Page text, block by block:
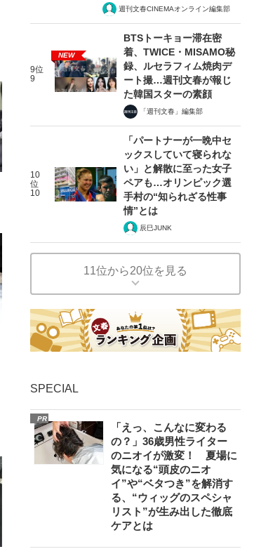
週刊文春CINEMAオンライン編集部
9位
9
NEW
BTSトーキョー滞在密
着、TWICE・MISAMO秘
録、ルセラフィム焼肉デ
ート撮…週刊文春が報じ
た韓国スターの素顔
「週刊文春」編集部
10
位
10
「パートナーが一晩中セ
ックスしていて寝られな
い」と解散に至った女子
ペアも…オリンピック選
手村の“知られざる性事
情”とは
辰巳JUNK
11位から20位を見る
SPECIAL
PR
「えっ、こんなに変わる
の？」36歳男性ライター
のニオイが激変！ 夏場に
気になる“頭皮のニオ
イ”や“ベタつき”を解消す
る、“ウィッグのスペシャ
リスト”が生み出した徹底
ケアとは